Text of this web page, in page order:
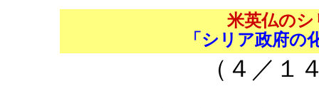
米英仏の
「シリア政府の
（４／